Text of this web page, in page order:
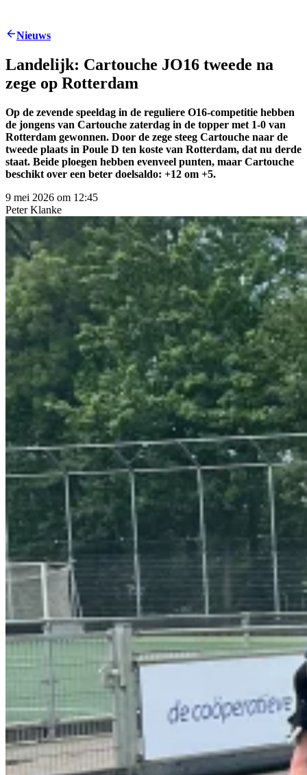
Nieuws
Landelijk: Cartouche JO16 tweede na
zege op Rotterdam
Op de zevende speeldag in de reguliere O16-competitie hebben
de jongens van Cartouche zaterdag in de topper met 1-0 van
Rotterdam gewonnen. Door de zege steeg Cartouche naar de
tweede plaats in Poule D ten koste van Rotterdam, dat nu derde
staat. Beide ploegen hebben evenveel punten, maar Cartouche
beschikt over een beter doelsaldo: +12 om +5.
9 mei 2026 om 12:45
PeterKlanke